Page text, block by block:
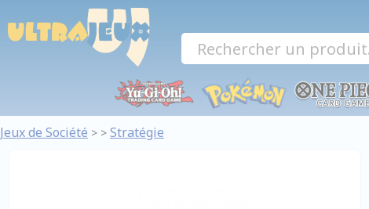
Jeux de Société > > Stratégie
Panneau de gestion des cookies